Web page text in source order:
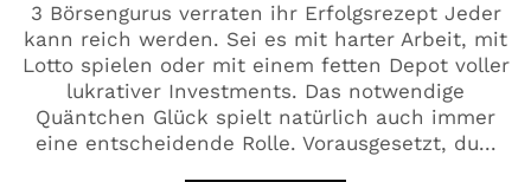
3 Börsengurus verraten ihr Erfolgsrezept Jeder
kann reich werden. Sei es mit harter Arbeit, mit
Lotto spielen oder mit einem fetten Depot voller
lukrativer Investments. Das notwendige
Quäntchen Glück spielt natürlich auch immer
eine entscheidende Rolle. Vorausgesetzt, du...